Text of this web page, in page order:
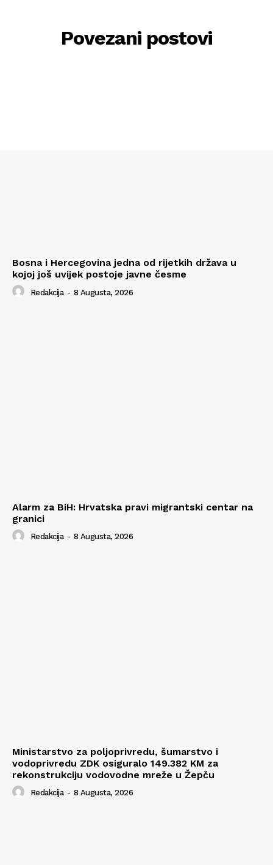
Povezani postovi
Bosna i Hercegovina jedna od rijetkih država u
kojoj još uvijek postoje javne česme
Redakcija - 8 Augusta, 2026
Alarm za BiH: Hrvatska pravi migrantski centar na
granici
Redakcija - 8 Augusta, 2026
Ministarstvo za poljoprivredu, šumarstvo i
vodoprivredu ZDK osiguralo 149.382 KM za
rekonstrukciju vodovodne mreže u Žepču
Redakcija - 8 Augusta, 2026